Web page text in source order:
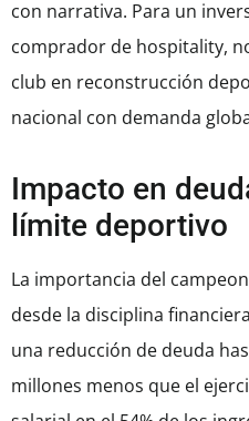
con narrativa. Para un
comprador de hospitality,
club en reconstrucción
nacional con demanda
Impacto en
límite deportivo
La importancia del
desde la disciplina
una reducción de deuda
millones menos que el